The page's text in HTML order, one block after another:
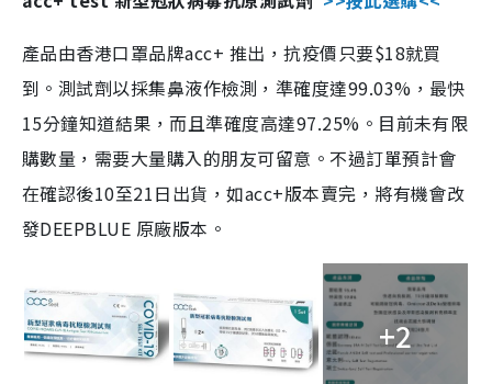
產品由香港口罩品牌acc+ 推出，抗疫價只要$18就買
到。測試劑以採集鼻液作檢測，準確度達99.03%，最快
15分鐘知道結果，而且準確度高達97.25%。目前未有限
購數量，需要大量購入的朋友可留意。不過訂單預計會
在確認後10至21日出貨，如acc+版本賣完，將有機會改
發DEEPBLUE 原廠版本。
+2